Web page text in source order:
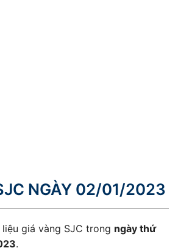
NGÀY 02/01/2023
giá vàng SJC trong ngày thứ
.